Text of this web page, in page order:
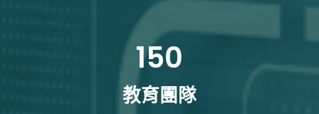
150
教育團隊